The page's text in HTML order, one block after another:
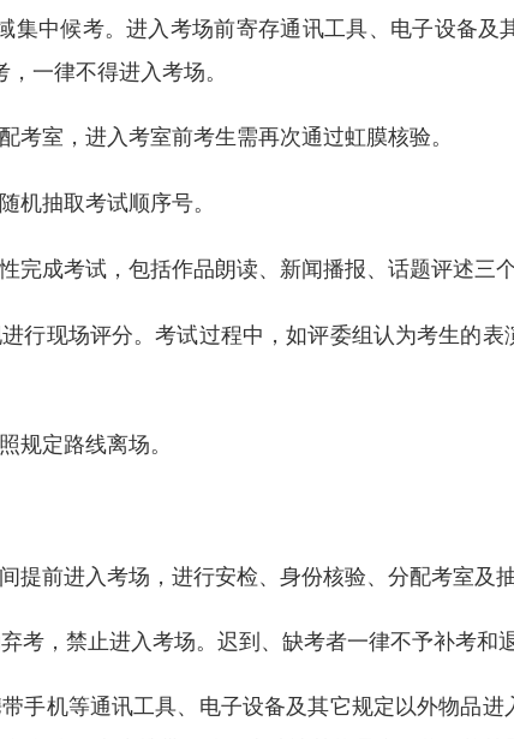
中候考。进入考场前寄存通讯工具、电子设备
一律不得进入考场。
考室，进入考室前考生需再次通过虹膜核验。
机抽取考试顺序号。
完成考试，包括作品朗读、新闻播报、话题评述三
行现场评分。考试过程中，如评委组认为考生的
规定路线离场。
前进入考场，进行安检、身份核验、分配考室及
，禁止进入考场。迟到、缺考者一律不予补考和退
机等通讯工具、电子设备及其它规定以外物品进